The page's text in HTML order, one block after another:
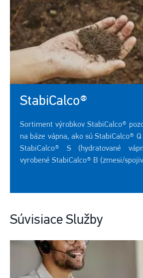
StabiCalco®
Sortiment výrobkov StabiCalco®
na báze vápna, ako sú StabiCalco®
StabiCalco® S (hydratované
vyrobené StabiCalco® B (zmesi/
Súvisiace Služby